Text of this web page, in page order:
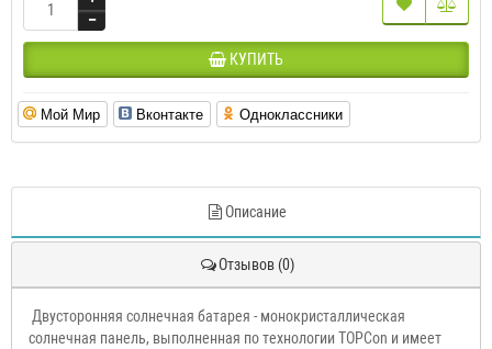
КУПИТЬ
Мой Мир Вконтакте Одноклассники
Описание
Отзывов (0)
Двусторонняя солнечная батарея - монокристаллическая
солнечная панель, выполненная по технологии TOPCon и имеет